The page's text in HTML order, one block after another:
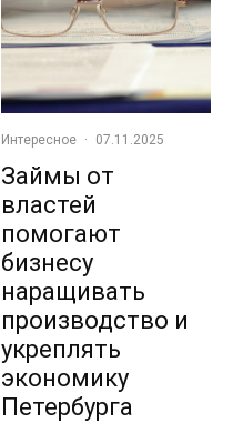
Интересное · 07.11.2025
Займы от
властей
помогают
бизнесу
наращивать
производство и
укреплять
экономику
Петербурга